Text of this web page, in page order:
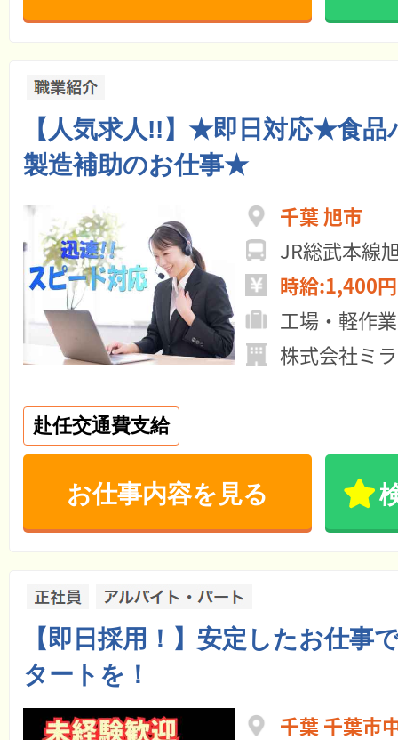
【人気求人!!】★即日対応★食品
製造補助のお仕事★
千葉 旭市
JR総武本線
時給:1,400
工場・軽作業
株式会社ミ
赴任交通費支給
お仕事内容を見る
【即日採用！】安定したお仕事
タートを！
千葉 千葉市